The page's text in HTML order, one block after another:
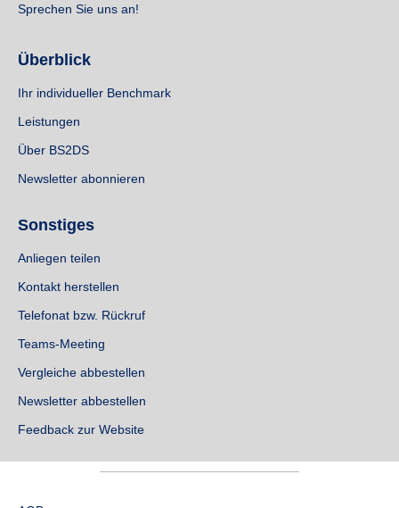
Sprechen Sie uns an!
Überblick
Ihr individueller Benchmark
Leistungen
Über BS2DS
Newsletter abonnieren
Sonstiges
Anliegen teilen
Kontakt herstellen
Telefonat bzw. Rückruf
Teams-Meeting
Vergleiche abbestellen
Newsletter abbestellen
Feedback zur Website